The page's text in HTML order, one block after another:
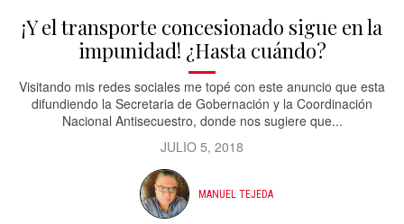
¡Y el transporte concesionado sigue en la
impunidad! ¿Hasta cuándo?
Visitando mis redes sociales me topé con este anuncio que esta
difundiendo la Secretaria de Gobernación y la Coordinación
Nacional Antisecuestro, donde nos sugiere que...
JULIO 5, 2018
MANUEL TEJEDA